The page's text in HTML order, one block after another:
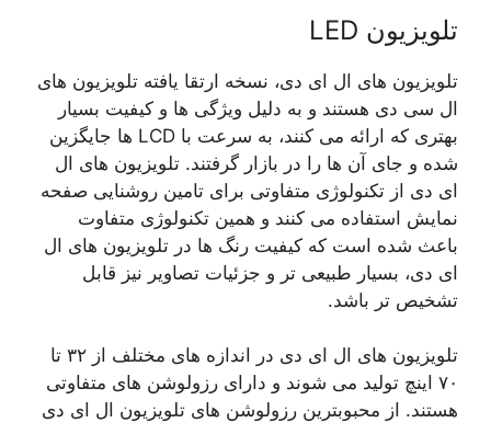
تلویزیون LED
تلویزیون های ال ای دی، نسخه ارتقا یافته تلویزیون های
ال سی دی هستند و به دلیل ویژگی ها و کیفیت بسیار
بهتری که ارائه می کنند، به سرعت با LCD ها جایگزین
شده و جای آن ها را در بازار گرفتند. تلویزیون های ال
ای دی از تکنولوژی متفاوتی برای تامین روشنایی صفحه
نمایش استفاده می کنند و همین تکنولوژی متفاوت
باعث شده است که کیفیت رنگ ها در تلویزیون های ال
ای دی، بسیار طبیعی تر و جزئیات تصاویر نیز قابل
تشخیص تر باشد.
تلویزیون های ال ای دی در اندازه های مختلف از ۳۲ تا
۷۰ اینچ تولید می شوند و دارای رزولوشن های متفاوتی
هستند. از محبوبترین رزولوشن های تلویزیون ال ای دی